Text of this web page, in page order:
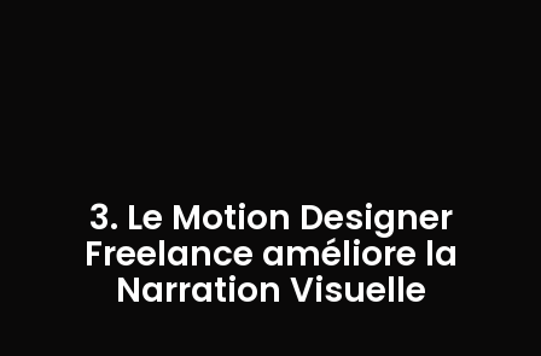
3. Le Motion Designer
Freelance améliore la
Narration Visuelle